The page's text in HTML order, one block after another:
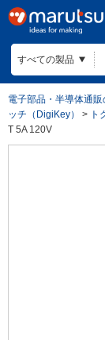
電子部品・半導体通
ッチ（DigiKey）
> ト
T 5A 120V